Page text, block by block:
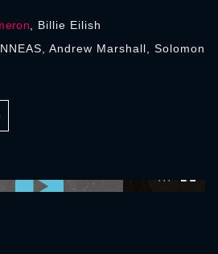
, Billie Eilish
Andrew Marshall, Solomon